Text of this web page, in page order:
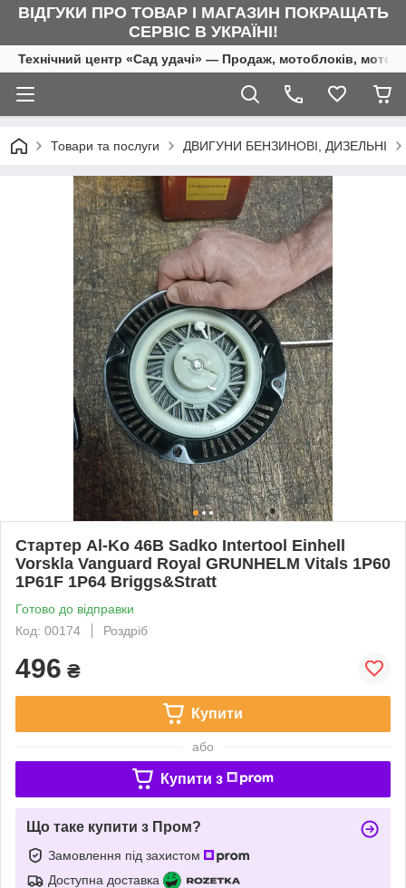
ВІДГУКИ ПРО ТОВАР І МАГАЗИН ПОКРАЩАТЬ
СЕРВІС В УКРАЇНІ!
Технічний центр «Сад удачі» — Продаж, мотоблоків,
Товари та послуги ДВИГУНИ БЕНЗИНОВІ, ДИЗЕЛЬНІ
Стартер Al-Ko 46B Sadko Intertool Einhell
Vorskla Vanguard Royal GRUNHELM Vitals 1Р60
1P61F 1P64 Briggs&Stratt
Готово до відправки
Код: 00174
Роздріб
496 ₴
Купити
або
Купити з
Що таке купити з Пром?
Замовлення під захистом
Доступна доставка